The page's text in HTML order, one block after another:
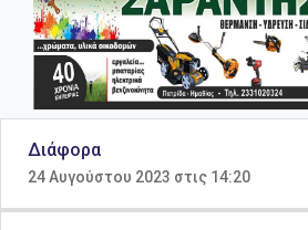
Διάφορα
24 Αυγούστου 2023 στις 14:20